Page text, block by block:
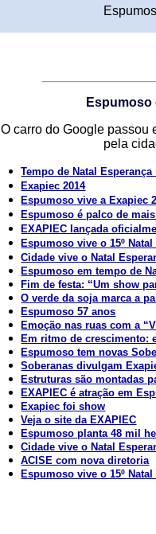
Espumoso
O carro do Google passou
pela
Tempo de Natal
Exapiec 2014
Espumoso vive a Exapiec
Espumoso é palco de
EXAPIEC lançada
Espumoso vive o 15º
Cidade vive o Natal
Espumoso em tempo de
Fim de festa: “Um show
O verde da soja marca a
Espumoso 57 anos
Emoção nas ruas com a
Em ritmo de crescimento:
Espumoso tem novas
Soberanas divulgam
Estruturas são montadas
EXAPIEC é atração em
Exapiec foi show
Veja o site da EXAPIEC
Espumoso planta 48 mil
Cidade vive o Natal
ACISE com nova diretoria
Espumoso vive o 15º